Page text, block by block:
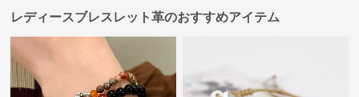
レディースブレスレット革のおすすめアイテム